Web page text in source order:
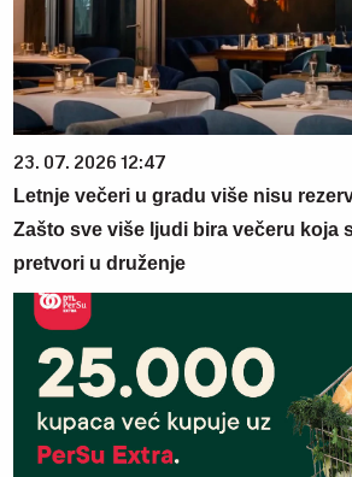
23. 07. 2026 12:47
Letnje večeri u gradu više nisu
Zašto sve više ljudi bira večeru koja
pretvori u druženje